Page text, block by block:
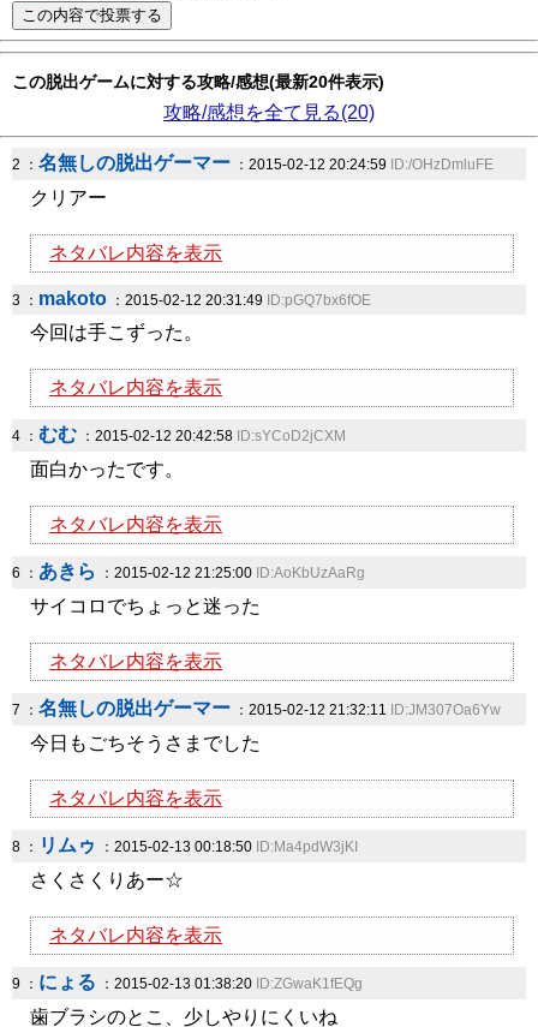
この脱出ゲームに対する攻略/感想(最新20件表示)
攻略/感想を全て見る(20)
2 ： 名無しの脱出ゲーマー ：2015-02-12 20:24:59 ID:/OHzDmluFE
クリアー
ネタバレ内容を表示
3 ： makoto ：2015-02-12 20:31:49 ID:pGQ7bx6fOE
今回は手こずった。
ネタバレ内容を表示
4 ： むむ ：2015-02-12 20:42:58 ID:sYCoD2jCXM
面白かったです。
ネタバレ内容を表示
6 ： あきら ：2015-02-12 21:25:00 ID:AoKbUzAaRg
サイコロでちょっと迷った
ネタバレ内容を表示
7 ： 名無しの脱出ゲーマー ：2015-02-12 21:32:11 ID:JM307Oa6Yw
今日もごちそうさまでした
ネタバレ内容を表示
8 ： リムゥ ：2015-02-13 00:18:50 ID:Ma4pdW3jKI
さくさくりあー☆
ネタバレ内容を表示
9 ： にょる ：2015-02-13 01:38:20 ID:ZGwaK1fEQg
歯ブラシのとこ、少しやりにくいね